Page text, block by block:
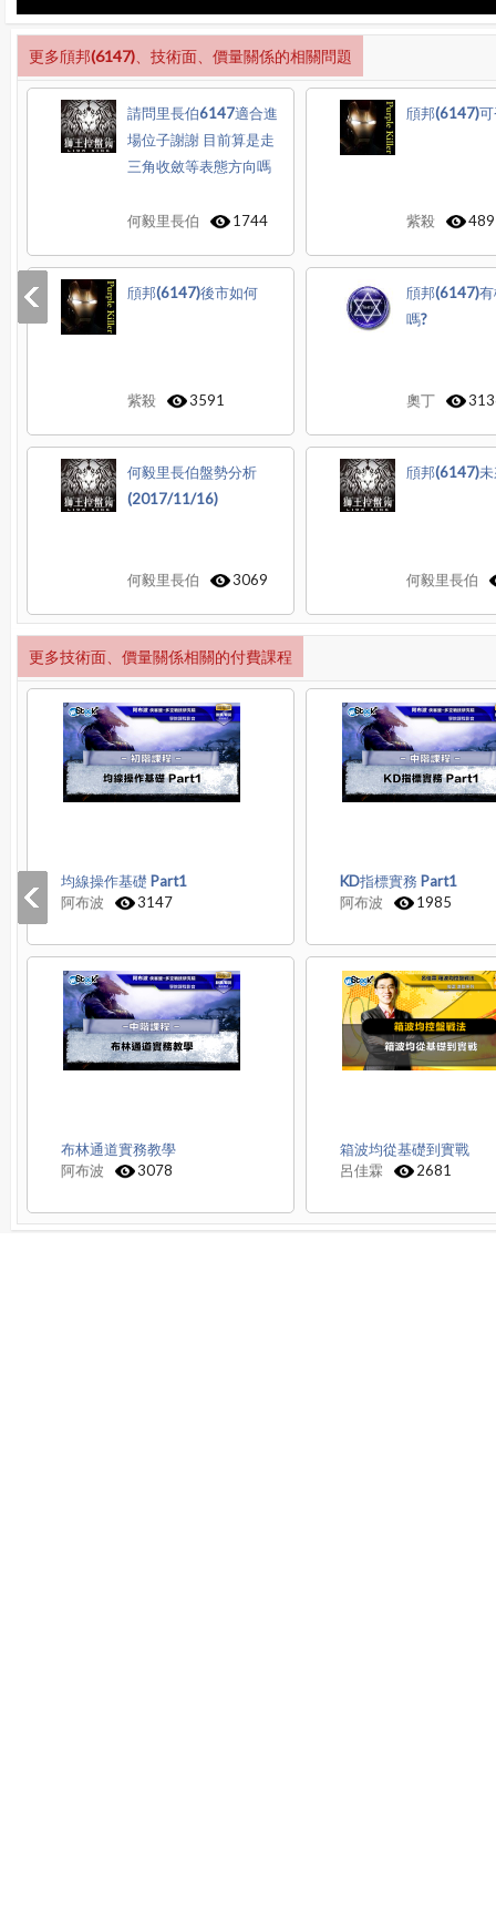
更多頎邦(6147)、技術面、價量關係的相關問題
請問里長伯6147適合進
場位子謝謝 目前算是走
三角收斂等表態方向嗎
何毅里長伯 1744
頎邦(6147)
紫殺
頎邦(6147)後市如何
紫殺 3591
頎邦(6147)
嗎?
奧丁
何毅里長伯盤勢分析
(2017/11/16)
何毅里長伯 3069
頎邦(6147)
何毅里長伯
更多技術面、價量關係相關的付費課程
均線操作基礎 Part1
阿布波
3147
KD指標實務 Part1
阿布波
1985
布林通道實務教學
阿布波
3078
箱波均從基礎到實戰
呂佳霖
2681